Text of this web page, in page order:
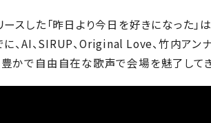
スした「昨日より今日を好きになった」
に、AI、SIRUP、Original Love、竹内アン
かで自由自在な歌声で会場を魅了して